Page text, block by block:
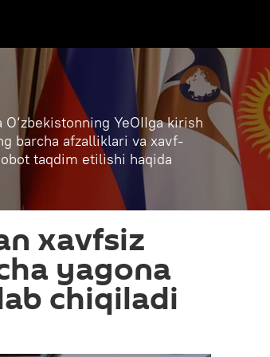
YeOIIga kirish
barcha afzalliklari va xavf-
taqdim etilishi haqida
xavfsiz
yagona
chiqiladi